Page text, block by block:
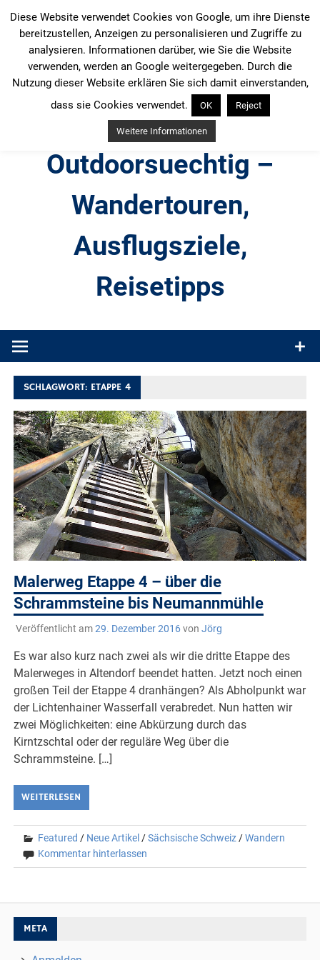
Inhalt
springen
Outdoorsuechtig –
Wandertouren,
Ausflugsziele,
Reisetipps
Produkttests und Buchrezensionen. Ein Blog für alle, die gern
SCHLAGWORT: ETAPPE 4
Malerweg Etappe 4 – über die
Schrammsteine bis Neumannmühle
Veröffentlicht am29. Dezember 2016von Jörg
Es war also kurz nach zwei als wir die dritte Etappe des
Malerweges in Altendorf beendet hatten. Jetzt noch einen
großen Teil der Etappe 4 dranhängen? Als Abholpunkt war
der Lichtenhainer Wasserfall verabredet. Nun hatten wir
zwei Möglichkeiten: eine Abkürzung durch das
Kirntzschtal oder der reguläre Weg über die
Schrammsteine. […]
WEITERLESEN
Featured / Neue Artikel /Sächsische Schweiz /Wandern
Kommentar hinterlassen
META
Diese Website verwendet Cookies von Google, um ihre Dienste
bereitzustellen, Anzeigen zu personalisieren und Zugriffe zu
analysieren. Informationen darüber, wie Sie die Website
verwenden, werden an Google weitergegeben. Durch die
Nutzung dieser Website erklären Sie sich damit einverstanden,
dass sie Cookies verwendet.
OK Reject
Weitere Informationen